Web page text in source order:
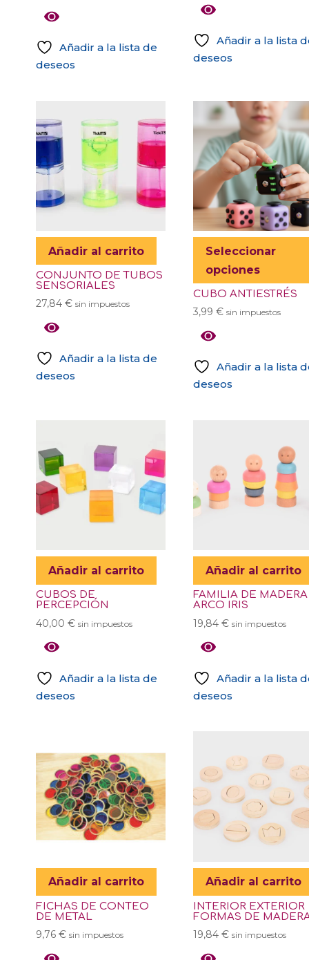
Añadir a la lista de
deseos
Añadir a la lista
deseos
Añadir al carrito
CONJUNTO DE TUBOS
SENSORIALES
27,84 € sin impuestos
Añadir a la lista de
deseos
Seleccionar
opciones
CUBO ANTIESTRÉS
3,99 € sin impuestos
Añadir a la lista
deseos
variantes.
Las
opciones
elegir
en
la
página
de
producto
Añadir al carrito
CUBOS DE
PERCEPCIÓN
40,00 € sin impuestos
Añadir a la lista de
deseos
Añadir al carrito
FAMILIA DE MADERA
ARCO IRIS
19,84 € sin impuestos
Añadir a la lista
deseos
Añadir al carrito
FICHAS DE CONTEO
DE METAL
9,76 € sin impuestos
Añadir al carrito
INTERIOR EXTERIOR
FORMAS DE
19,84 € sin impuestos